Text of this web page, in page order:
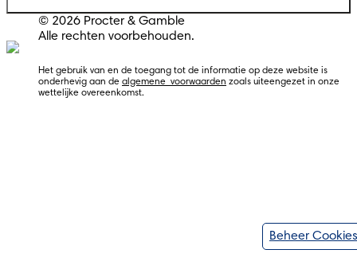
© 2026 Procter & Gamble
Alle rechten voorbehouden.
Het gebruik van en de toegang tot de informatie op deze website is
onderhevig aan de algemene  voorwaarden zoals uiteengezet in onze
Beheer Cookies